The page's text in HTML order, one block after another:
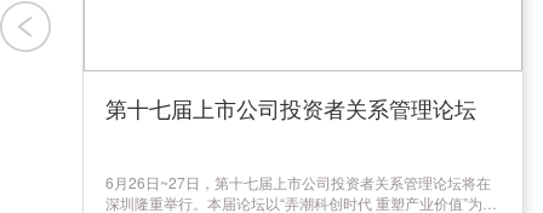
第十七届上市公司投资者关系管理论坛
6月26日~27日，第十七届上市公司投资者关系管理论坛将在
深圳隆重举行。本届论坛以“弄潮科创时代 重塑产业价值”为主